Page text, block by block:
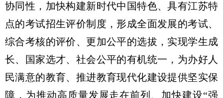
协同性，加快构建新时代中国特色、具有江苏特
点的考试招生评价制度，形成全面发展的考试、
综合考核的评价、更加公平的选拔，实现学生成
长、国家选才、社会公平的有机统一，为办好人
民满意的教育、推进教育现代化建设提供坚实保
障，为推动高质量发展走在前列、加快建设“强